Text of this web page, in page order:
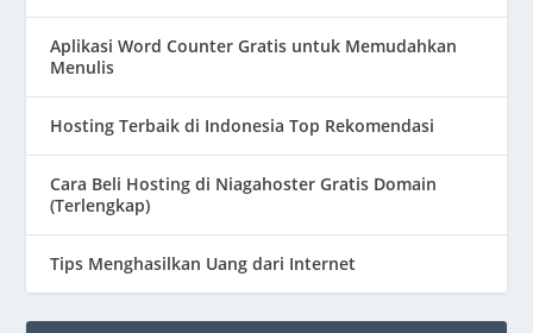
Aplikasi Word Counter Gratis untuk Memudahkan
Menulis
Hosting Terbaik di Indonesia Top Rekomendasi
Cara Beli Hosting di Niagahoster Gratis Domain
(Terlengkap)
Tips Menghasilkan Uang dari Internet